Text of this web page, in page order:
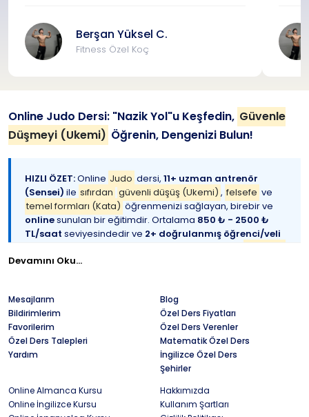
Berşan Yüksel C.
Fitness Özel Koç
Online Judo Dersi: "Nazik Yol"u Keşfedin, Güvenle
Düşmeyi (Ukemi) Öğrenin, Dengenizi Bulun!
HIZLI ÖZET:Online Judo dersi, 11+ uzman antrenör
(Sensei) ile sıfırdan güvenli düşüş (Ukemi) , felsefe ve
temel formları (Kata) öğrenmenizi sağlayan, birebir ve
onlinesunulan bir eğitimdir. Ortalama 850 ₺ - 2500 ₺
TL/saat seviyesindedir ve 2+ doğrulanmış öğrenci/veli
için disiplin,öz savunma ve
TJF(Judo Fed.) Lisanslı Antrenörler (Sensei)|2+
Doğrulanmış Yorum
Güvenli Düşüş (Ukemi)Uzmanlığı
Olimpik
İlk Ders İndirim Fırsatları
OnlineJudodersi, (Ju-Do) olarak bilinen,
güce karşı tekniği, dengeyi ve kaldıraç prensiplerini kullanan bu
Devamını Oku...
Mesajlarım
Bildirimlerim
Favorilerim
Özel Ders Talepleri
Yardım
Blog
Özel Ders Fiyatları
Özel Ders Verenler
Matematik Özel Ders
İngilizce Özel Ders
Şehirler
Online Almanca Kursu
Online İngilizce Kursu
Hakkımızda
Kullanım Şartları